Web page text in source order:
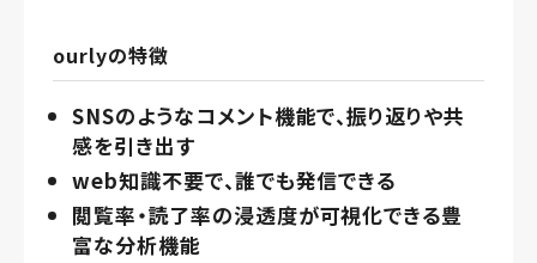
ourlyの特徴
SNSのようなコメント機能で、振り返りや共
感を引き出す
web知識不要で、誰でも発信できる
閲覧率・読了率の浸透度が可視化できる豊
富な分析機能